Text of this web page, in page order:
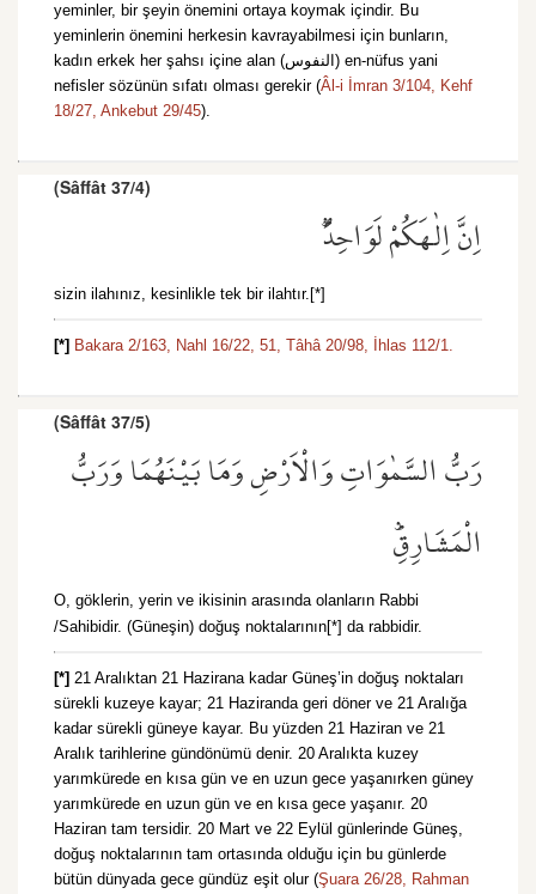
yeminler, bir şeyin önemini ortaya koymak içindir. Bu
yeminlerin önemini herkesin kavrayabilmesi için bunların,
kadın erkek her şahsı içine alan (النفوس) en-nüfus yani
nefisler sözünün sıfatı olması gerekir (Âl-i İmran 3/104, Kehf
18/27, Ankebut 29/45).
(Sâffât 37/4)
اِنَّ اِلٰهَكُمْ لَوَاحِدٌۜ
sizin ilahınız, kesinlikle tek bir ilahtır.[*]
[*] Bakara 2/163, Nahl 16/22, 51, Tâhâ 20/98, İhlas 112/1.
(Sâffât 37/5)
رَبُّ السَّمٰوَاتِ وَالْاَرْضِ وَمَا بَيْنَهُمَا وَرَبُّ
الْمَشَارِقِۜ
O, göklerin, yerin ve ikisinin arasında olanların Rabbi
/Sahibidir. (Güneşin) doğuş noktalarının[*] da rabbidir.
[*] 21 Aralıktan 21 Hazirana kadar Güneş’in doğuş noktaları
sürekli kuzeye kayar; 21 Haziranda geri döner ve 21 Aralığa
kadar sürekli güneye kayar. Bu yüzden 21 Haziran ve 21
Aralık tarihlerine gündönümü denir. 20 Aralıkta kuzey
yarımkürede en kısa gün ve en uzun gece yaşanırken güney
yarımkürede en uzun gün ve en kısa gece yaşanır. 20
Haziran tam tersidir. 20 Mart ve 22 Eylül günlerinde Güneş,
doğuş noktalarının tam ortasında olduğu için bu günlerde
bütün dünyada gece gündüz eşit olur (Şuara 26/28, Rahman